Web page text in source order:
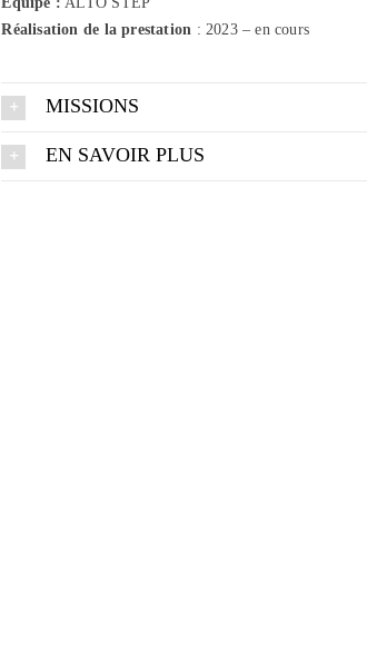
Réalisation de la prestation : 2023 – en cours
MISSIONS
EN SAVOIR PLUS